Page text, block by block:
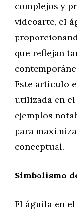
complejos y
videoarte, el
que reflejan
Este artículo
utilizada en el
ejemplos
para
conceptual.
Simbolismo
El águila en